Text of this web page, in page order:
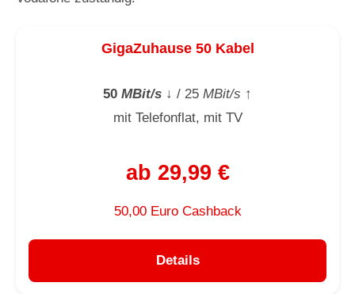
GigaZuhause 50 Kabel
50 MBit/s ↓ / 25 MBit/s ↑
mit Telefonflat, mit TV
ab 29,99 €
50,00 Euro Cashback
Details